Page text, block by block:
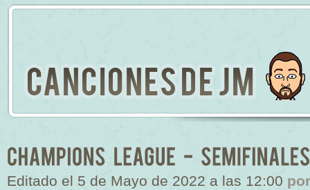
Editado el 5 de Mayo de 2022 a las 12:00